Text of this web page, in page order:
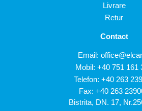
Livrare
Retur
Contact
Email:
Mobil: +40 751 161
Telefon: +40 263
Fax: +40 263
Bistrita, DN. 17,